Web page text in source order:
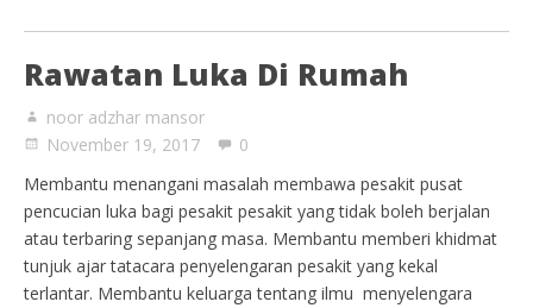
Rawatan Luka Di Rumah
noor adzhar mansor
November 19, 2017
0
Membantu menangani masalah membawa pesakit pusat
pencucian luka bagi pesakit pesakit yang tidak boleh berjalan
atau terbaring sepanjang masa. Membantu memberi khidmat
tunjuk ajar tatacara penyelengaran pesakit yang kekal
terlantar. Membantu keluarga tentang ilmu menyelengara